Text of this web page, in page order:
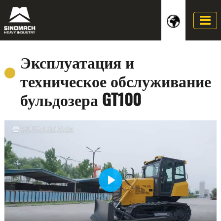
Эксплуатация и
техническое обслуживание
бульдозера GT100
Play